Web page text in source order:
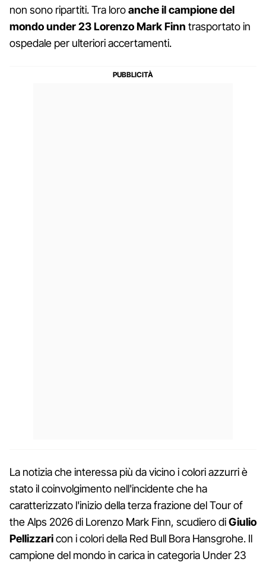
non sono ripartiti. Tra loroanche il campione del
mondo under 23 Lorenzo Mark Finn trasportato in
ospedale per ulteriori accertamenti.
La notizia che interessa più da vicino i colori azzurri è
stato il coinvolgimento nell'incidente che ha
caratterizzato l'inizio della terza frazione del Tour of
the Alps 2026 di Lorenzo Mark Finn, scudiero diGiulio
Pellizzaricon i colori della Red Bull Bora Hansgrohe. Il
campione del mondo in carica in categoria Under 23